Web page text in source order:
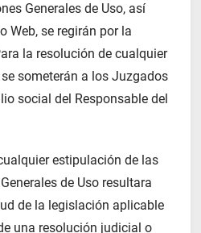
Generales de Uso, así
Web, se regirán por la
la resolución de cualquier
someterán a los Juzgados
social del Responsable del
estipulación de las
de Uso resultara
de la legislación aplicable
una resolución judicial o